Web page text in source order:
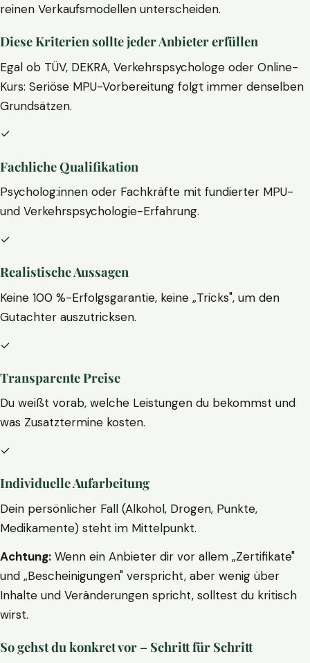
reinen Verkaufsmodellen unterscheiden.
Diese Kriterien sollte jeder Anbieter erfüllen
Egal ob TÜV, DEKRA, Verkehrspsychologe oder Online-
Kurs: Seriöse MPU-Vorbereitung folgt immer denselben
Grundsätzen.
✓
Fachliche Qualifikation
Psycholog:innen oder Fachkräfte mit fundierter MPU-
und Verkehrspsychologie-Erfahrung.
✓
Realistische Aussagen
Keine 100 %-Erfolgsgarantie, keine „Tricks", um den
Gutachter auszutricksen.
✓
Transparente Preise
Du weißt vorab, welche Leistungen du bekommst und
was Zusatztermine kosten.
✓
Individuelle Aufarbeitung
Dein persönlicher Fall (Alkohol, Drogen, Punkte,
Medikamente) steht im Mittelpunkt.
Achtung: Wenn ein Anbieter dir vor allem „Zertifikate"
und „Bescheinigungen" verspricht, aber wenig über
Inhalte und Veränderungen spricht, solltest du kritisch
wirst.
So gehst du konkret vor – Schritt für Schritt